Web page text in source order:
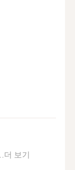
더 보기